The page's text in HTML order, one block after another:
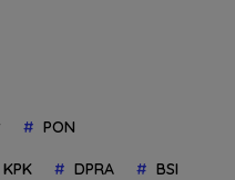
PON
KPK DPRA BSI